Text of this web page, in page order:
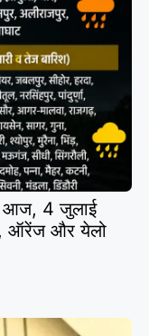
आज, 4 जुलाई
ऑरेंज और येलो